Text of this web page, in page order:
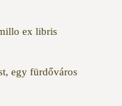
ex libris
egy fürdőváros